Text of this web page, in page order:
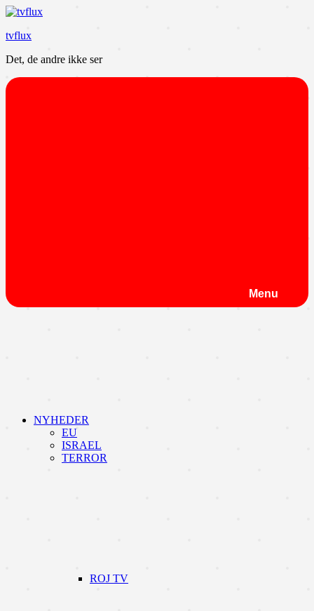
Videre
indhold
tvflux
Det, de andre ikke ser
Menu
NYHEDER
EU
ISRAEL
TERROR
ROJ TV